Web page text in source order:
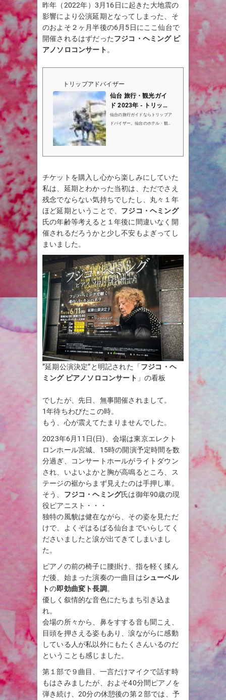
昨年（2022年）3月16日に起きた大地震の
影響により公演延期となってしまった、そ
のおよそ２ヶ月半後の6月5日にここ仙台で
開催されるはずだったフジコ・ヘミング ピ
アノソロコンサート 。
トリップアドバイザー
仙台 旅行・観光ガイ
ド 2023年 - トリップ
アドバイザー
仙台の旅行ガイドならトリップア
ドバイザー。仙台のホテル・観光
を計画して下さい。
チケットを購入し心から楽しみにしていた
私は、延期とわかった当初は、ただでさえ
残念でならない気持ちでしたし、丸々１年
ほど延期ということで、 フジコ・ヘミング
氏の年齢等考えると１年後に間違いなく開
催されるだろうかと少し不安もよぎってし
まいました。
”延期公演決定”と明記された「フジコ・ヘ
ミング ピアノソロコンサート 」の看板
でしたが、先日、無事開催されまして。
1年待ちわびたこの時。
もう、心が震えてたまりませんでした。
2023年6月11日(日)、会場は東京エレクト
ロンホール宮城、15時の開演予定時間を数
分過ぎ、コンサートホールがライトダウン
され、いよいよかと胸が高鳴るところ、ス
テージの裾からまず見えたのは手押し車。
そう、 フジコ・ヘミング氏は御年90歳の現
役ピアニスト・・・
独特の風貌は健在ながら、その姿を見ただ
けで、よくぞはるばる仙台までいらしてく
ださいましたと涙が出てきてしまいまし
た。
ピアノの前の椅子に腰掛け、指を軽く揉ん
だ後、始まった演奏の一曲目はシューベル
トの即効曲変ト長調。
優しく叙情的な音色にたちまち引き込ま
れ。
会場の所々から、鼻をすする音も聞こえ、
目頭を押さえる姿もあり、涙ながらに感動
している人が私以外にもたくさんいるのだ
ということも感じました。
第１部で９曲目、一言だけマイクで話す時
もはさみましたが、およそ40分間ピアノを
弾き続け、20分の休憩後の第２部では、予